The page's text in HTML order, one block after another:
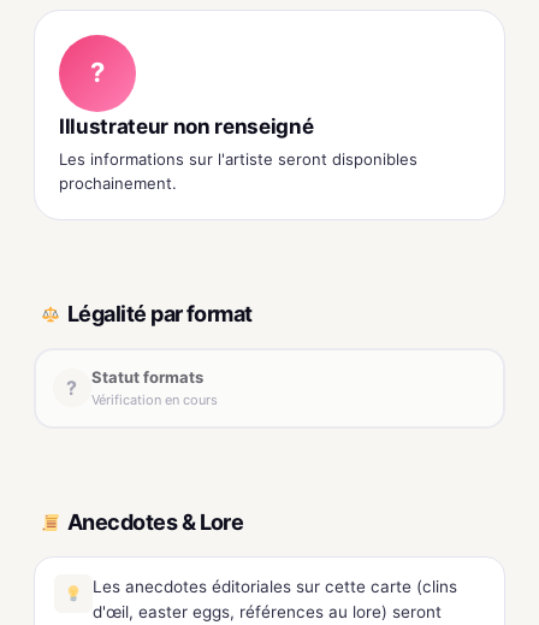
?
Illustrateur non renseigné
Les informations sur l'artiste seront disponibles
prochainement.
Légalité par format
? Statut formats
Vérification en cours
Anecdotes & Lore
Les anecdotes éditoriales sur cette carte (clins
d'œil, easter eggs, références au lore) seront